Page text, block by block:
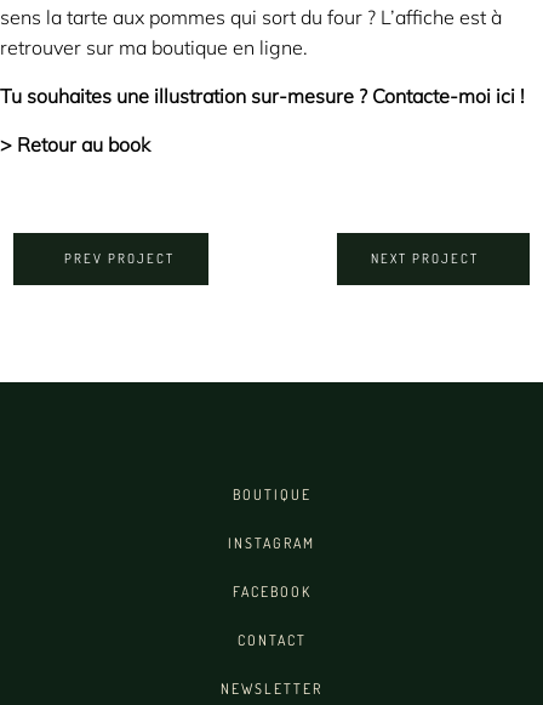
sens la tarte aux pommes qui sort du four ? L’affiche est à
retrouver sur ma boutique en ligne.
Tu souhaites une illustration sur-mesure ? Contacte-moi ici !
> Retour au book
NEXT PROJECT
PREV PROJECT
BOUTIQUE
INSTAGRAM
FACEBOOK
CONTACT
NEWSLETTER